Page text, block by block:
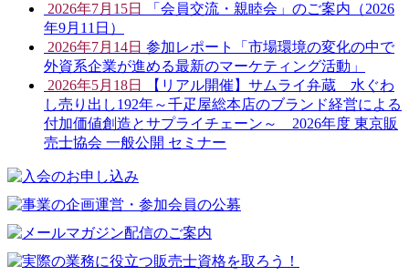
2026年7月15日
「会員交流・親睦会」のご案内（2026
年9月11日）
2026年7月14日 参加レポート「市場環境の変化の中で
外資系企業が進める最新のマーケティング活動」
2026年5月18日
【リアル開催】サムライ弁蔵 水ぐわ
し売り出し192年～千疋屋総本店のブランド経営による
付加価値創造とサプライチェーン～ 2026年度 東京販
売士協会 一般公開 セミナー